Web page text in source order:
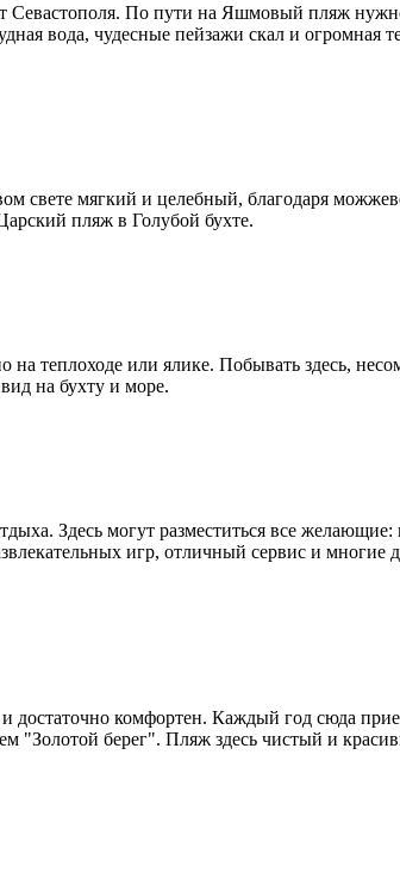
По пути на Яшмовый пляж
вода, чудесные пейзажи скал и огромная
свете мягкий и целебный, благодаря
пляж в Голубой бухте.
теплоходе или ялике. Побывать здесь,
на бухту и море.
Здесь могут разместиться все желающие:
игр, отличный сервис и многие
достаточно комфортен. Каждый год сюда
"Золотой берег". Пляж здесь чистый и